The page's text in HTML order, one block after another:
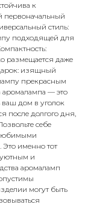
к
первоначальный
стиль:
подходящей для
размещается даже
изящный
прекрасным
аромалампа — это
ваш дом в уголок
после долгого дня,
себе
именно тот
уютным и
аромаламп
могут быть